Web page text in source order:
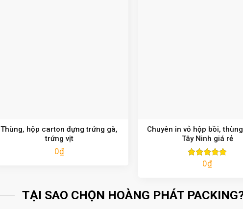
Thùng, hộp carton đựng trứng gà,
trứng vịt
0₫
Chuyên in vỏ hộp bồi,
Tây Ninh giá rẻ
Được xếp
0₫
TẠI SAO CHỌN HOÀNG PHÁT